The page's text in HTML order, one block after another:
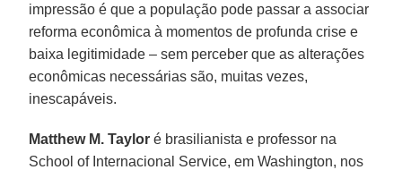
impressão é que a população pode passar a associar
reforma econômica à momentos de profunda crise e
baixa legitimidade – sem perceber que as alterações
econômicas necessárias são, muitas vezes,
inescapáveis.
Matthew M. Taylor é brasilianista e professor na
School of Internacional Service, em Washington, nos